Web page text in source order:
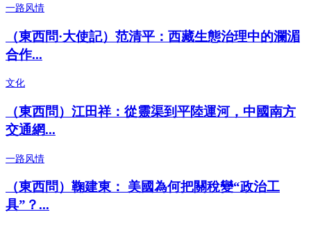
一路风情
（東西問·大使記）范清平：西藏生態治理中的瀾湄
合作...
文化
（東西問）江田祥：從靈渠到平陸運河，中國南方
交通網...
一路风情
（東西問）鞠建東： 美國為何把關稅變“政治工
具”？...